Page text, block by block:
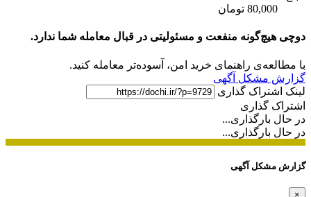
80,000 تومان
دوچی هیچ‌گونه منفعت و مسئولیتی در قبال معامله شما ندارد.
با مطالعه‌ی راهنمای خرید امن، آسوده‌تر معامله کنید.
گزارش مشکل آگهی
لینک اشتراک گذاری
اشتراک گذاری
در حال بارگذاری...
در حال بارگذاری...
گزارش مشکل آگهی
×